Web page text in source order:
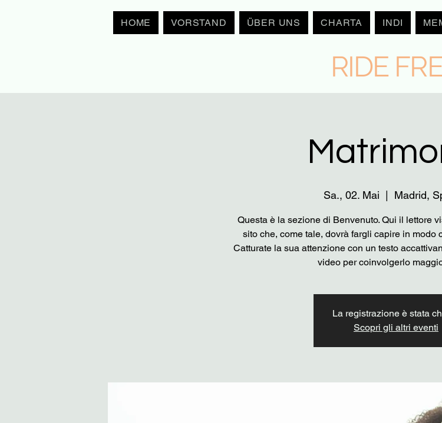
HOME VORSTAND ÜBER UNS CHARTA INDI
RIDE
Sa., 02. Mai Madrid,
Questa è la sezione di Benvenuto. Qui il lettore
sito che, come tale, dovrà fargli capire in modo
Catturate la sua attenzione con un testo
video per coinvolgerlo
La registrazione è stata
Scopri gli altri eventi